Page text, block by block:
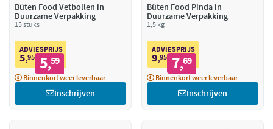
Bûten Food Vetbollen in
Duurzame Verpakking
15 stuks
ADVIESPRIJS
5,95 5,59
Binnenkort weer leverbaar
Inschrijven
Bûten Food Pinda in
Duurzame Verpakking
1,5 kg
ADVIESPRIJS
9,95 7,69
Binnenkort weer leverbaar
Inschrijven